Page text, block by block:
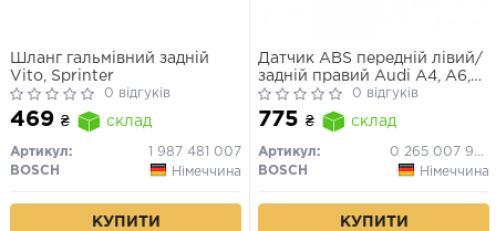
Шланг гальмівний задній
Vito, Sprinter
0 відгуків
469 ₴ склад
Артикул:
1 987 481 007
BOSCH
Німеччина
КУПИТИ
Датчик ABS передній лівий/
задній правий Audi A4, A6,
A8
0 відгуків
775 ₴ склад
Артикул:
0 265 007 930
BOSCH
Німеччина
КУПИТИ